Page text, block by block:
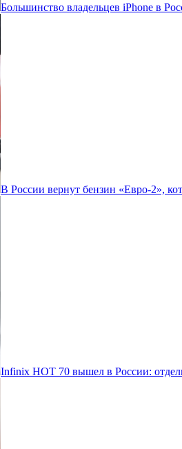
Большинство владельцев iPhone в
В России вернут бензин «Евро-2»,
Infinix HOT 70 вышел в России: